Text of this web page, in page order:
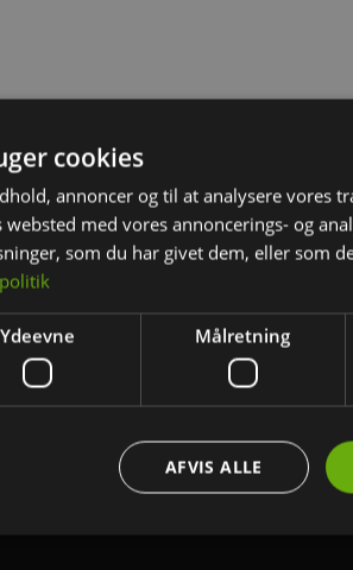
til kanin, Marsvin, Hamstere og andre
er blød og luftlig for at tilskynde til
& Cozy sugeevne betyder
cookies
annoncer og til at analysere vores
med vores annoncerings- og
som du har givet dem, eller som
Ydeevne Målretning
AFVIS ALLE